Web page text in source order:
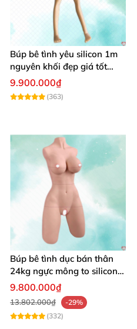
Búp bê tình yêu silicon 1m
nguyên khối đẹp giá tốt
giao nhanh
9.900.000₫
(363)
Búp bê tình dục bán thân
24kg ngực mông to silicon y
tế siêu thật
9.800.000₫
13.802.000₫
-29%
(332)